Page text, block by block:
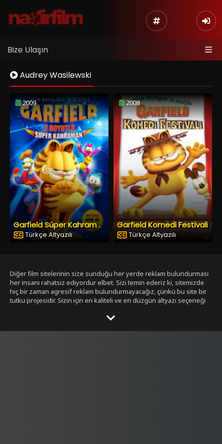
Bize Ulaşın
Audrey Wasilewski
2009
Garfield Süper Kahraman
Türkçe Altyazılı
2008
Garfield Komedi Festivali
Türkçe Altyazılı
Diğer film sitelerinin size sunduğu her yerde reklam bulundurması
her insanı rahatsız ediyordur elbet. Sizi temin ederiz ki, sitemizde
hiç bir zaman agresif reklam bulundurmayacağız, çünkü bu site bir
tutku projesidir. Sizin için en kaliteli ve en düzgün altyazı seçeneği